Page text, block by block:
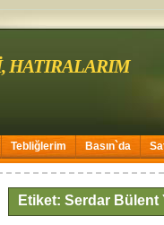
HATIRALARIM
Tebliğlerim Basın`da
Etiket: Serdar Bülent